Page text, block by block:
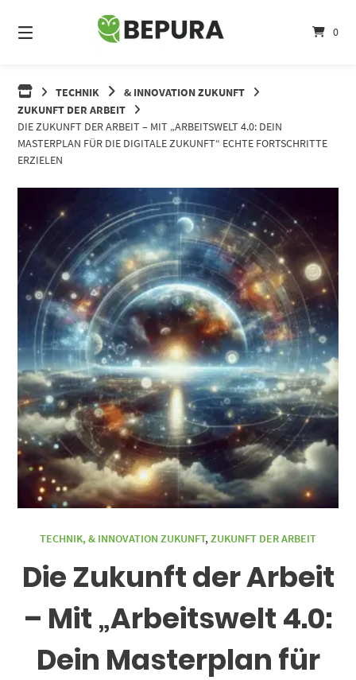
zum
Inhalt
0
TECHNIK
& INNOVATION ZUKUNFT
ZUKUNFT DER ARBEIT
DIE ZUKUNFT DER ARBEIT – MIT „ARBEITSWELT 4.0: DEIN
MASTERPLAN FÜR DIE DIGITALE ZUKUNFT“ ECHTE FORTSCHRITTE
ERZIELEN
TECHNIK, & INNOVATION ZUKUNFT,ZUKUNFT DER ARBEIT
Die Zukunft der Arbeit
– Mit „Arbeitswelt 4.0:
Dein Masterplan für